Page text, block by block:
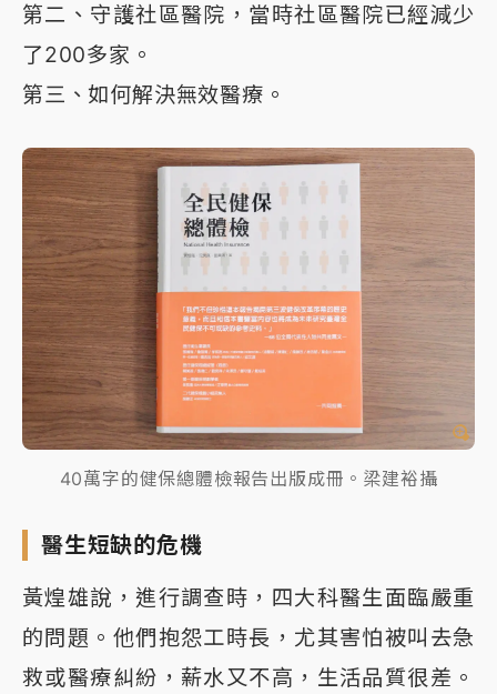
第二、守護社區醫院，當時社區醫院已經減少
了200多家。
第三、如何解決無效醫療。
40萬字的健保總體檢報告出版成冊。梁建裕攝
醫生短缺的危機
黃煌雄說，進行調查時，四大科醫生面臨嚴重
的問題。他們抱怨工時長，尤其害怕被叫去急
救或醫療糾紛，薪水又不高，生活品質很差。